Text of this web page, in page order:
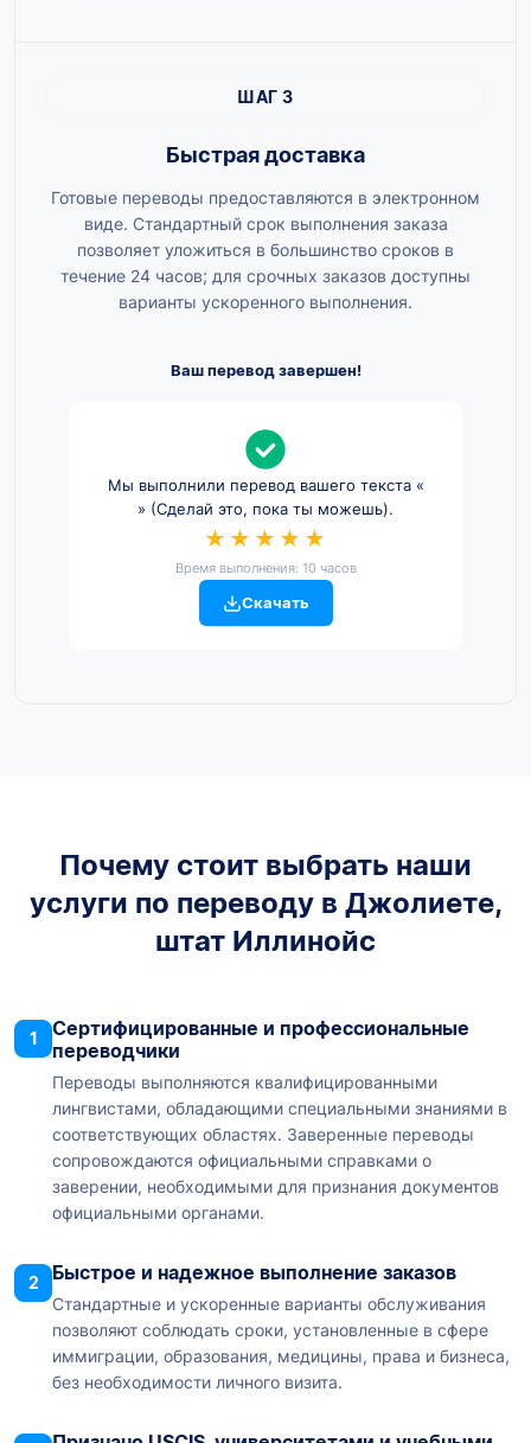
ШАГ 3
Быстрая доставка
Готовые переводы предоставляются в электронном
виде. Стандартный срок выполнения заказа
позволяет уложиться в большинство сроков в
течение 24 часов; для срочных заказов доступны
варианты ускоренного выполнения.
Ваш перевод завершен!
Мы выполнили перевод вашего текста «
» (Сделай это, пока ты можешь).
★★★★★
Время выполнения: 10 часов
Скачать
Почему стоит выбрать наши
услуги по переводу в Джолиете,
штат Иллинойс
1
Сертифицированные и профессиональные
переводчики
Переводы выполняются квалифицированными
лингвистами, обладающими специальными знаниями в
соответствующих областях. Заверенные переводы
сопровождаются официальными справками о
заверении, необходимыми для признания документов
официальными органами.
2 Быстрое и надежное выполнение заказов
Стандартные и ускоренные варианты обслуживания
позволяют соблюдать сроки, установленные в сфере
иммиграции, образования, медицины, права и бизнеса,
без необходимости личного визита.